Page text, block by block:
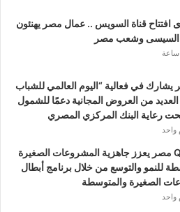
افتتاح قناة السويس .. عمال مصر يهنئون
السيسى وشعب مصر
في فعالية “اليوم العالمي للشباب
من العروض المجانية دعمًا للشمول
رعاية البنك المركزي المصري
واحد
بنك QNB مصر يعزز جاهزية المشروعات الصغيرة
للنمو والتوسع من خلال برنامج أبطال
الصغيرة والمتوسطة
واحد